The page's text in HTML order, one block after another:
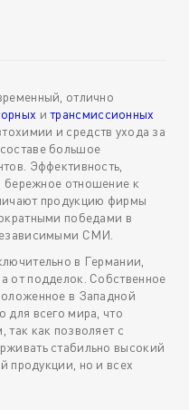
отлично
итрансмиссионных
и средств ухода за
большое
Эффективность,
бережное отношение к
продукцию фирмы
победами в
СМИ.
в Германии,
от подделок. Собственное
в Западной
для всего мира, что
как позволяет с
стабильно высокий
продукции, но и всех